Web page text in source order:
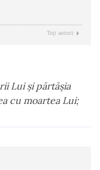
Toţi autorii
Lui şi părtăşia
cu moartea Lui;